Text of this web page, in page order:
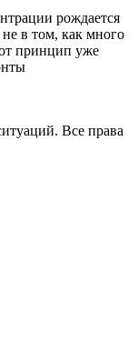
рождается
в том, как много
принцип уже
Все права